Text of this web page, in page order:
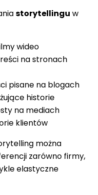
storytellingu w
wideo
na stronach
pisane na blogach
historie
na mediach
klientów
można
zarówno firmy,
elastyczne